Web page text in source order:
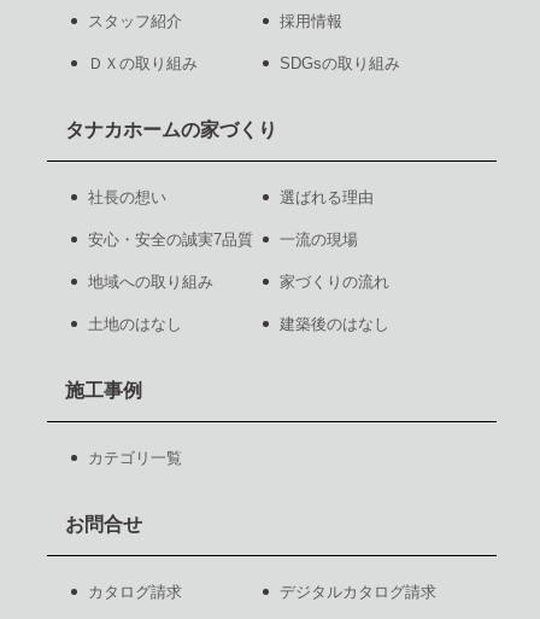
スタッフ紹介 採用情報
ＤＸの取り組み SDGsの取り組み
タナカホームの家づくり
社長の想い 選ばれる理由
安心・安全の誠実7品質 一流の現場
地域への取り組み 家づくりの流れ
土地のはなし 建築後のはなし
施工事例
カテゴリ一覧
お問合せ
カタログ請求 デジタルカタログ請求